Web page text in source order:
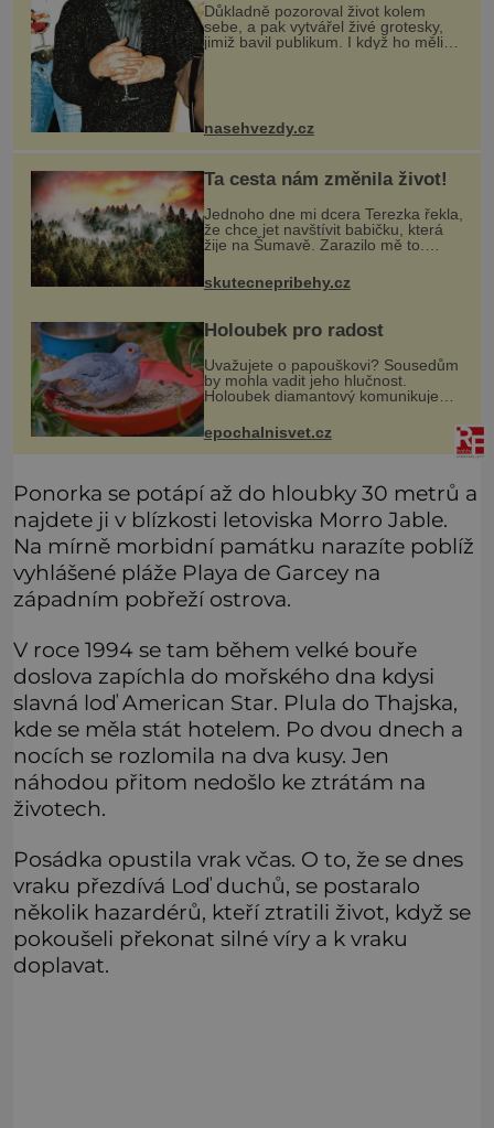
Důkladně pozoroval život kolem
sebe, a pak vytvářel živé grotesky,
jimiž bavil publikum. I když ho měli
lidé rádi, nakonec zůstal úplně sám.
Vynikající mim, který si široké
nasehvezdy.cz
Ta cesta nám změnila život!
Jednoho dne mi dcera Terezka řekla,
že chce jet navštívit babičku, která
žije na Šumavě. Zarazilo mě to.
neměli. Naše pětiletá dcera Terezka
měla vždycky divokou fan
skutecnepribehy.cz
Holoubek pro radost
Uvažujete o papouškovi? Sousedům
by mohla vadit jeho hlučnost.
Holoubek diamantový komunikuje
roztomilý a hodí se i pro chovatele
začátečníky. Jedná se o nenároč
epochalnisvet.cz
Ponorka se potápí až do hloubky 30 metrů a
najdete ji v blízkosti letoviska Morro Jable.
Na mírně morbidní památku narazíte poblíž
vyhlášené pláže Playa de Garcey na
západním pobřeží ostrova.
V roce 1994 se tam během velké bouře
doslova zapíchla do mořského dna kdysi
slavná loď American Star. Plula do Thajska,
kde se měla stát hotelem. Po dvou dnech a
nocích se rozlomila na dva kusy. Jen
náhodou přitom nedošlo ke ztrátám na
životech.
Posádka opustila vrak včas. O to, že se dnes
vraku přezdívá Loď duchů, se postaralo
několik hazardérů, kteří ztratili život, když se
pokoušeli překonat silné víry a k vraku
doplavat.